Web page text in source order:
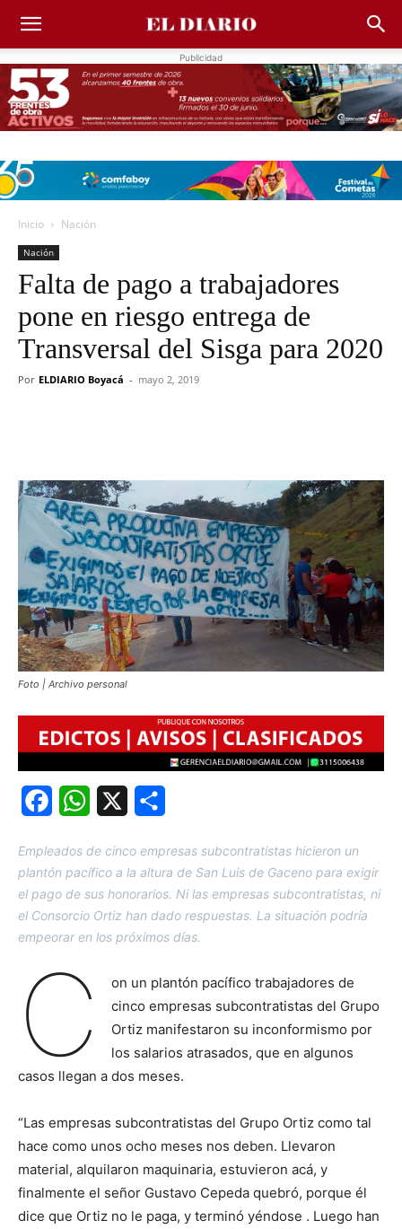
Publicidad
Inicio Nación
Nación
Falta de pago a trabajadores
pone en riesgo entrega de
Transversal del Sisga para 2020
Por ELDIARIO Boyacá - mayo 2, 2019
Foto | Archivo personal
FacebookWhatsApp
Empleados de cinco empresas subcontratistas hicieron un
plantón pacífico a la altura de San Luis de Gaceno para exigir
el pago de sus honorarios. Ni las empresas subcontratistas, ni
el Consorcio Ortiz han dado respuestas. La situación podría
empeorar en los próximos días.
C
on un plantón pacífico trabajadores de
cinco empresas subcontratistas del Grupo
Ortiz manifestaron su inconformismo por
los salarios atrasados, que en algunos
casos llegan a dos meses.
“Las empresas subcontratistas del Grupo Ortiz como tal
hace como unos ocho meses nos deben. Llevaron
material, alquilaron maquinaria, estuvieron acá, y
finalmente el señor Gustavo Cepeda quebró, porque él
dice que Ortiz no le paga, y terminó yéndose . Luego han